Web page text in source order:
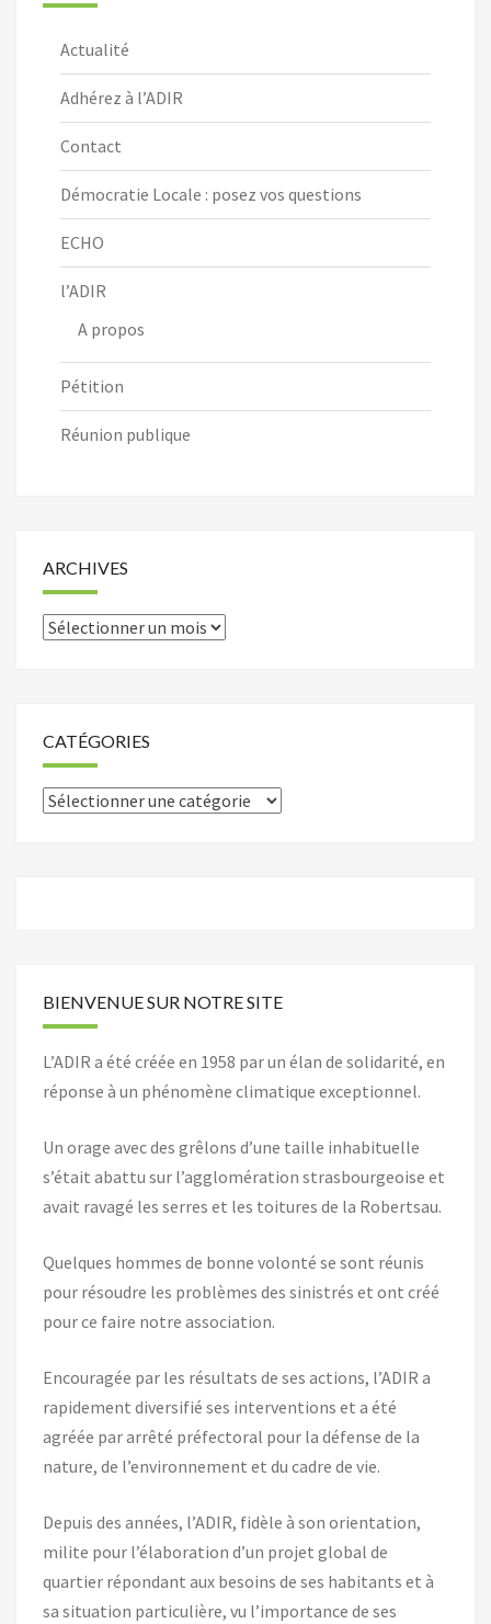
Actualité
Adhérez à l’ADIR
Contact
Démocratie Locale : posez vos questions
ECHO
l’ADIR
A propos
Pétition
Réunion publique
ARCHIVES
Archives
CATÉGORIES
Catégories
BIENVENUE SUR NOTRE SITE
L’ADIR a été créée en 1958 par un élan de solidarité, en
réponse à un phénomène climatique exceptionnel.
Un orage avec des grêlons d’une taille inhabituelle
s’était abattu sur l’agglomération strasbourgeoise et
avait ravagé les serres et les toitures de la Robertsau.
Quelques hommes de bonne volonté se sont réunis
pour résoudre les problèmes des sinistrés et ont créé
pour ce faire notre association.
Encouragée par les résultats de ses actions, l’ADIR a
rapidement diversifié ses interventions et a été
agréée par arrêté préfectoral pour la défense de la
nature, de l’environnement et du cadre de vie.
Depuis des années, l’ADIR, fidèle à son orientation,
milite pour l’élaboration d’un projet global de
quartier répondant aux besoins de ses habitants et à
sa situation particulière, vu l’importance de ses